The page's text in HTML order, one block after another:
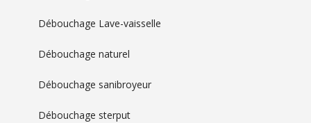
Débouchage Lave-vaisselle
Débouchage naturel
Débouchage sanibroyeur
Débouchage sterput